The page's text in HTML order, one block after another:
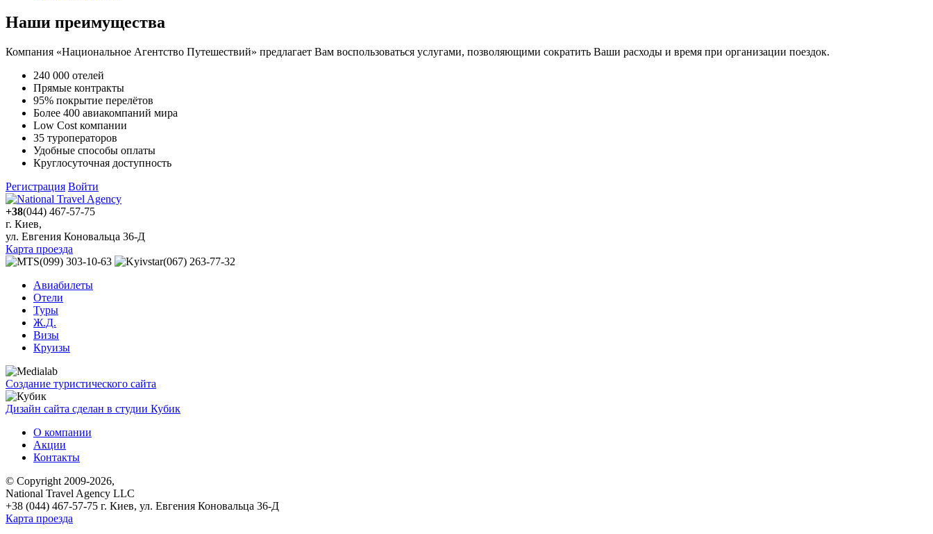
Наши преимущества
Компания «Национальное Агентство Путешествий» предлагает Вам воспользоваться услугами, позволяющими сократить Ваши расходы и время при организации поездок.
240 000 отелей
Прямые контракты
95% покрытие перелётов
Более 400 авиакомпаний мира
Low Cost компании
35 туроператоров
Удобные способы оплаты
Круглосуточная доступность
Регистрация Войти
+38(044) 467-57-75
г. Киев,
ул. Евгения Коновальца 36-Д
Карта проезда
(099) 303-10-63
(067) 263-77-32
Авиабилеты
Отели
Туры
Ж.Д.
Визы
Круизы
Создание туристического сайта
Дизайн сайта сделан в студии Кубик
О компании
Акции
Контакты
© Copyright 2009-2026,
National Travel Agency LLC
+38 (044) 467-57-75 г. Киев, ул. Евгения Коновальца 36-Д
Карта проезда